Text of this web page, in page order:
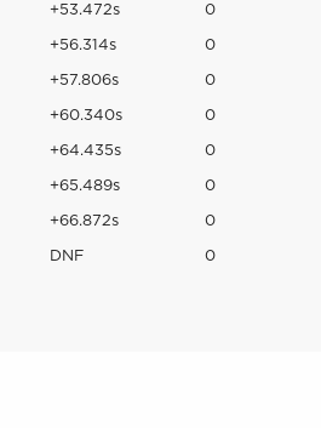
+53.472s 0
+56.314s 0
+57.806s 0
+60.340s 0
+64.435s 0
+65.489s 0
+66.872s 0
DNF 0